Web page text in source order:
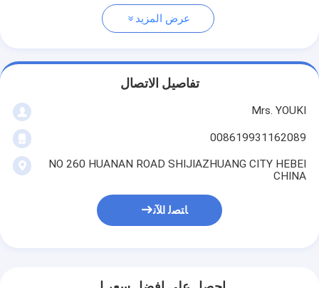
عرض المزيد
تفاصيل الاتصال
Mrs. YOUKI
008619931162089
NO 260 HUANAN ROAD SHIJIAZHUANG CITY HEBEI
CHINA
ﺎﺘﺼﻟ ﺍﻶﻧ